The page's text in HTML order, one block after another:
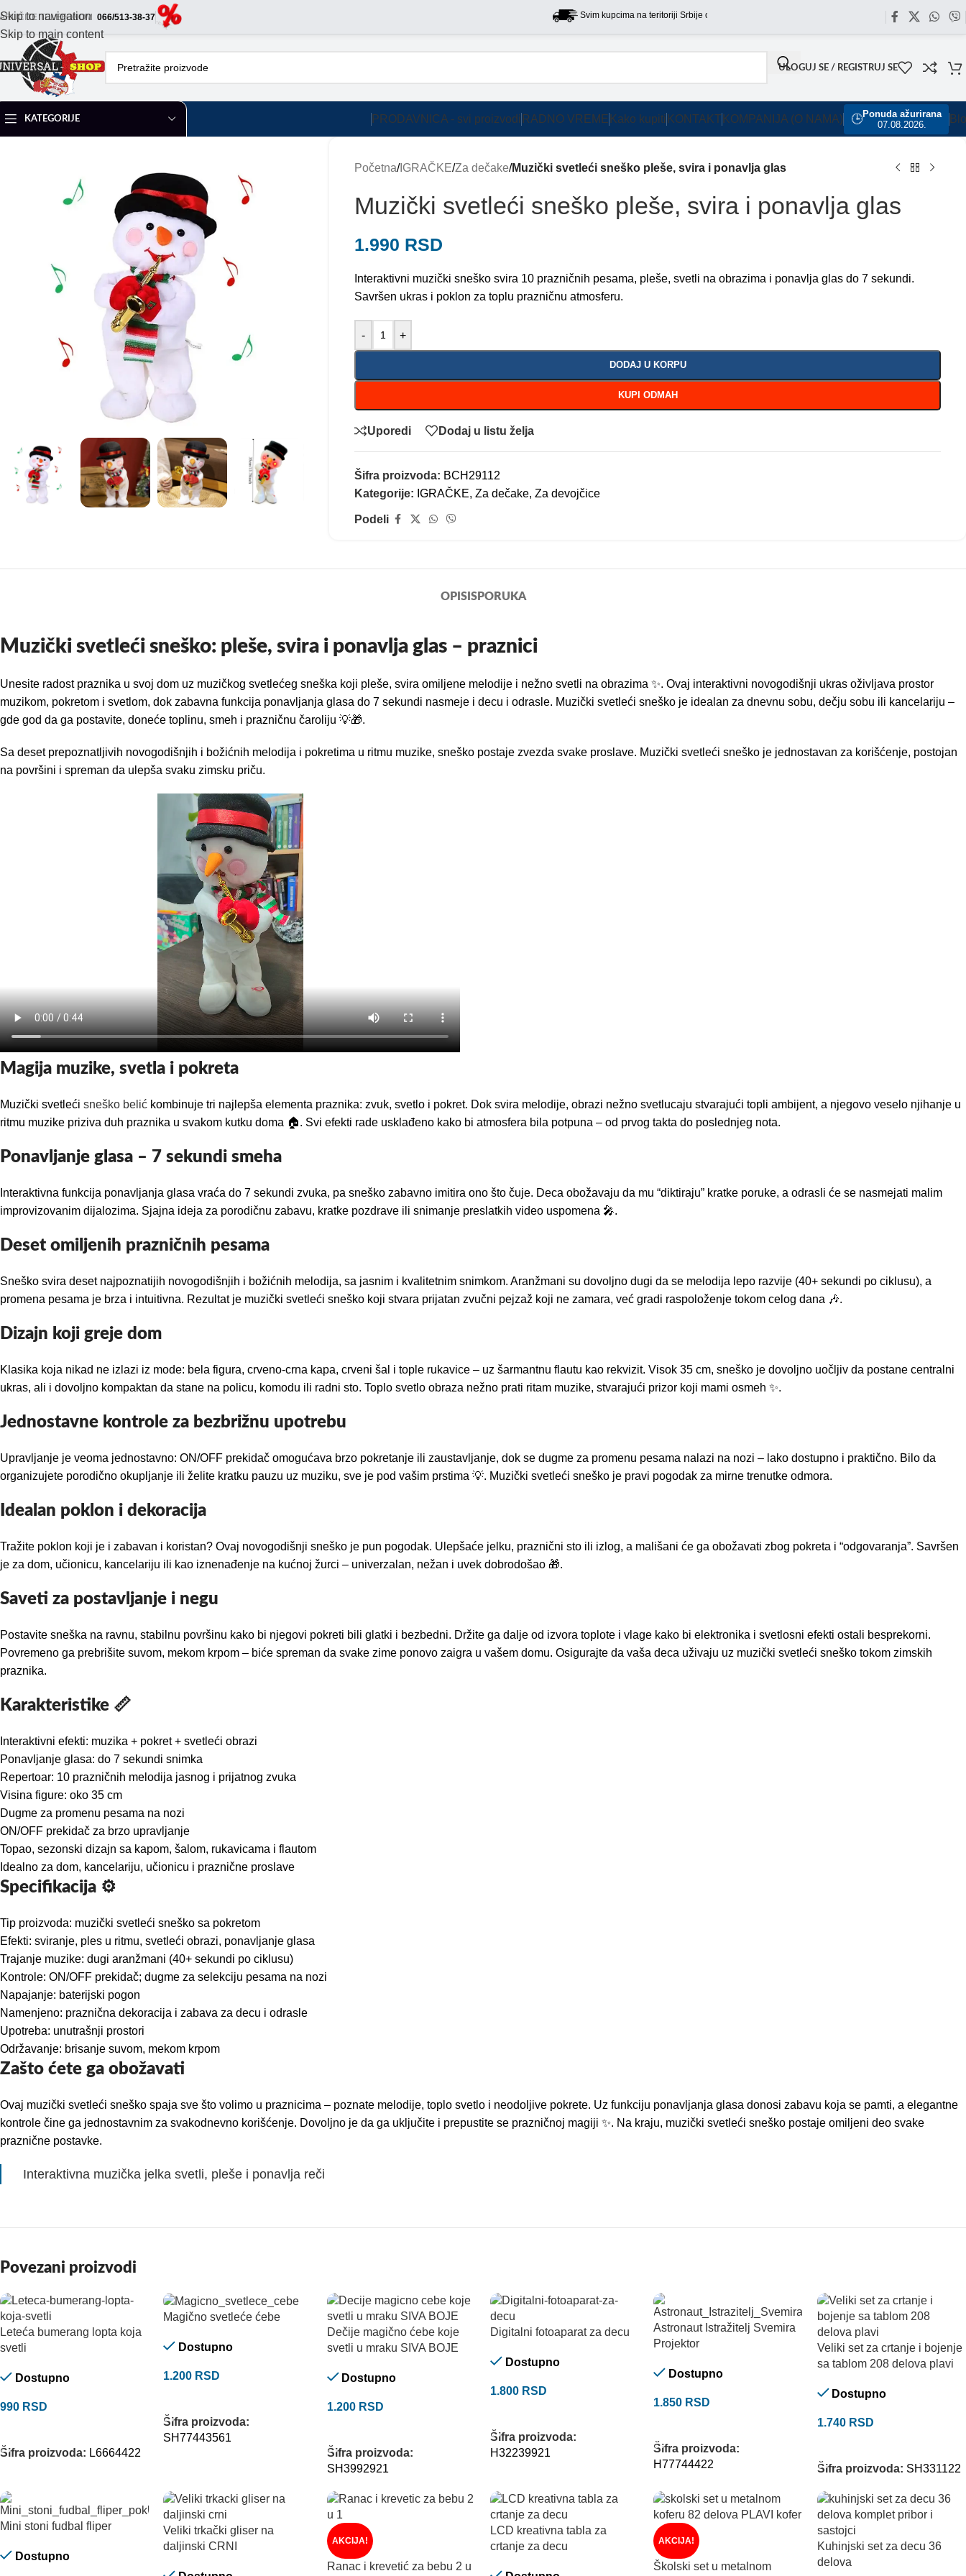
Skip to navigation
Skip to main content
TELEFONOM 066/513-38-37 Svim kupcima na teritoriji Srbije omogućili smo besplatnu dostavu za sve porudžbine sa našeg sajta u
ULOGUJ SE / REGISTRUJ SE
KATEGORIJE PRODAVNICA - svi proizvodi RADNO VREME Kako kupiti KONTAKT KOMPANIJA (O NAMA) 🕒Ponuda ažurirana
07.08.2026.
Početna/IGRAČKE/Za dečake/Muzički svetleći sneško pleše, svira i ponavlja glas
Muzički svetleći sneško pleše, svira i ponavlja glas
1.990 RSD
Interaktivni muzički sneško svira 10 prazničnih pesama, pleše, svetli na obrazima i ponavlja glas do 7 sekundi.
Savršen ukras i poklon za toplu prazničnu atmosferu.
- +
DODAJ U KORPU
KUPI ODMAH
Uporedi Dodaj u listu želja
Šifra proizvoda: BCH29112
Kategorije: IGRAČKE, Za dečake, Za devojčice
Podeli
OPISISPORUKA
Muzički svetleći sneško: pleše, svira i ponavlja glas – praznici
Unesite radost praznika u svoj dom uz muzičkog svetlećeg sneška koji pleše, svira omiljene melodije i nežno svetli na obrazima ✨. Ovaj interaktivni novogodišnji ukras oživljava prostor
muzikom, pokretom i svetlom, dok zabavna funkcija ponavljanja glasa do 7 sekundi nasmeje i decu i odrasle. Muzički svetleći sneško je idealan za dnevnu sobu, dečju sobu ili kancelariju –
gde god da ga postavite, doneće toplinu, smeh i prazničnu čaroliju 💡🎁.
Sa deset prepoznatljivih novogodišnjih i božićnih melodija i pokretima u ritmu muzike, sneško postaje zvezda svake proslave. Muzički svetleći sneško je jednostavan za korišćenje, postojan
na površini i spreman da ulepša svaku zimsku priču.
Magija muzike, svetla i pokreta
Muzički svetleći sneško belić kombinuje tri najlepša elementa praznika: zvuk, svetlo i pokret. Dok svira melodije, obrazi nežno svetlucaju stvarajući topli ambijent, a njegovo veselo njihanje u
ritmu muzike priziva duh praznika u svakom kutku doma 🏠. Svi efekti rade usklađeno kako bi atmosfera bila potpuna – od prvog takta do poslednjeg nota.
Ponavljanje glasa – 7 sekundi smeha
Interaktivna funkcija ponavljanja glasa vraća do 7 sekundi zvuka, pa sneško zabavno imitira ono što čuje. Deca obožavaju da mu “diktiraju” kratke poruke, a odrasli će se nasmejati malim
improvizovanim dijalozima. Sjajna ideja za porodičnu zabavu, kratke pozdrave ili snimanje preslatkih video uspomena 🎤.
Deset omiljenih prazničnih pesama
Sneško svira deset najpoznatijih novogodišnjih i božićnih melodija, sa jasnim i kvalitetnim snimkom. Aranžmani su dovoljno dugi da se melodija lepo razvije (40+ sekundi po ciklusu), a
promena pesama je brza i intuitivna. Rezultat je muzički svetleći sneško koji stvara prijatan zvučni pejzaž koji ne zamara, već gradi raspoloženje tokom celog dana 🎶.
Dizajn koji greje dom
Klasika koja nikad ne izlazi iz mode: bela figura, crveno-crna kapa, crveni šal i tople rukavice – uz šarmantnu flautu kao rekvizit. Visok 35 cm, sneško je dovoljno uočljiv da postane centralni
ukras, ali i dovoljno kompaktan da stane na policu, komodu ili radni sto. Toplo svetlo obraza nežno prati ritam muzike, stvarajući prizor koji mami osmeh ✨.
Jednostavne kontrole za bezbrižnu upotrebu
Upravljanje je veoma jednostavno: ON/OFF prekidač omogućava brzo pokretanje ili zaustavljanje, dok se dugme za promenu pesama nalazi na nozi – lako dostupno i praktično. Bilo da
organizujete porodično okupljanje ili želite kratku pauzu uz muziku, sve je pod vašim prstima 💡. Muzički svetleći sneško je pravi pogodak za mirne trenutke odmora.
Idealan poklon i dekoracija
Tražite poklon koji je i zabavan i koristan? Ovaj novogodišnji sneško je pun pogodak. Ulepšaće jelku, praznični sto ili izlog, a mališani će ga obožavati zbog pokreta i “odgovaranja”. Savršen
je za dom, učionicu, kancelariju ili kao iznenađenje na kućnoj žurci – univerzalan, nežan i uvek dobrodošao 🎁.
Saveti za postavljanje i negu
Postavite sneška na ravnu, stabilnu površinu kako bi njegovi pokreti bili glatki i bezbedni. Držite ga dalje od izvora toplote i vlage kako bi elektronika i svetlosni efekti ostali besprekorni.
Povremeno ga prebrišite suvom, mekom krpom – biće spreman da svake zime ponovo zaigra u vašem domu. Osigurajte da vaša deca uživaju uz muzički svetleći sneško tokom zimskih
praznika.
Karakteristike 📏
Interaktivni efekti: muzika + pokret + svetleći obrazi
Ponavljanje glasa: do 7 sekundi snimka
Repertoar: 10 prazničnih melodija jasnog i prijatnog zvuka
Visina figure: oko 35 cm
Dugme za promenu pesama na nozi
ON/OFF prekidač za brzo upravljanje
Topao, sezonski dizajn sa kapom, šalom, rukavicama i flautom
Idealno za dom, kancelariju, učionicu i praznične proslave
Specifikacija ⚙️
Tip proizvoda: muzički svetleći sneško sa pokretom
Efekti: sviranje, ples u ritmu, svetleći obrazi, ponavljanje glasa
Trajanje muzike: dugi aranžmani (40+ sekundi po ciklusu)
Kontrole: ON/OFF prekidač; dugme za selekciju pesama na nozi
Napajanje: baterijski pogon
Namenjeno: praznična dekoracija i zabava za decu i odrasle
Upotreba: unutrašnji prostori
Održavanje: brisanje suvom, mekom krpom
Zašto ćete ga obožavati
Ovaj muzički svetleći sneško spaja sve što volimo u praznicima – poznate melodije, toplo svetlo i neodoljive pokrete. Uz funkciju ponavljanja glasa donosi zabavu koja se pamti, a elegantne
kontrole čine ga jednostavnim za svakodnevno korišćenje. Dovoljno je da ga uključite i prepustite se prazničnoj magiji ✨. Na kraju, muzički svetleći sneško postaje omiljeni deo svake
praznične postavke.
Interaktivna muzička jelka svetli, pleše i ponavlja reči
Povezani proizvodi
Leteća bumerang lopta koja
svetli
Dostupno
990 RSD
Šifra proizvoda: L6664422
Magično svetleće ćebe
Dostupno
1.200 RSD
Šifra proizvoda:
SH77443561
Dečije magično ćebe koje
svetli u mraku SIVA BOJE
Dostupno
1.200 RSD
Šifra proizvoda:
SH3992921
Digitalni fotoaparat za decu
Dostupno
1.800 RSD
Šifra proizvoda:
H32239921
Astronaut Istražitelj Svemira
Projektor
Dostupno
1.850 RSD
Šifra proizvoda:
H77744422
Veliki set za crtanje i bojenje
sa tablom 208 delova plavi
Dostupno
1.740 RSD
Šifra proizvoda: SH331122
Mini stoni fudbal fliper
Dostupno
Veliki trkački gliser na
daljinski CRNI
AKCIJA!
Ranac i krevetić za bebu 2 u
LCD kreativna tabla za
crtanje za decu
AKCIJA!
Školski set u metalnom
Kuhinjski set za decu 36
delova